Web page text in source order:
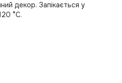
декор. Запікається у
°C.